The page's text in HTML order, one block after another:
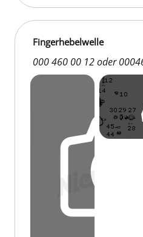
Fingerhebelwelle
000 460 00 12 oder